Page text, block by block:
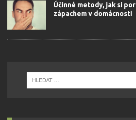
Účinné metody, jak si
zápachem v domácnosti